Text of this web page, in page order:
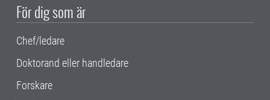
För dig som är
Chef/ledare
Doktorand eller handledare
Forskare